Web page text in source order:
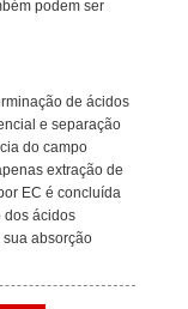
podem ser
de ácidos
e separação
do campo
extração de
EC é concluída
dos ácidos
absorção